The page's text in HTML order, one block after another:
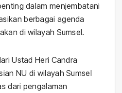
dalam menjembatani
berbagai agenda
di wilayah Sumsel.
Ustad Heri Candra
NU di wilayah Sumsel
dari pengalaman